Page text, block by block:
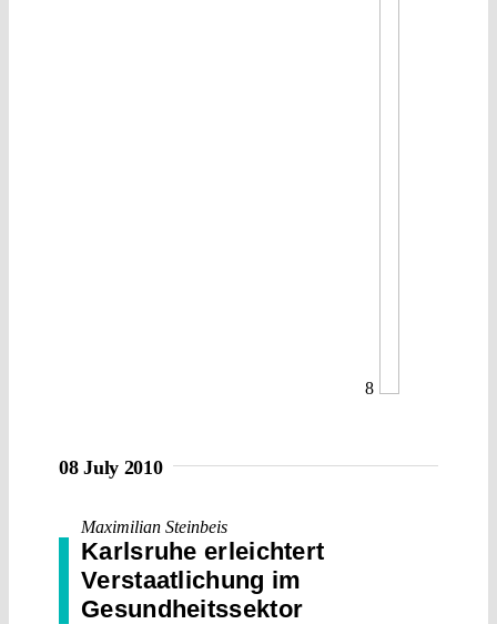
8
08 July 2010
Maximilian Steinbeis
Karlsruhe erleichtert
Verstaatlichung im
Gesundheitssektor